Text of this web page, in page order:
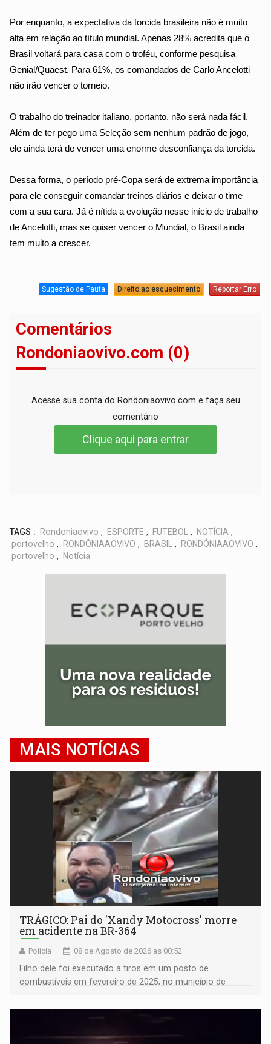
Por enquanto, a expectativa da torcida brasileira não é muito
alta em relação ao título mundial. Apenas 28% acredita que o
Brasil voltará para casa com o troféu, conforme pesquisa
Genial/Quaest. Para 61%, os comandados de Carlo Ancelotti
não irão vencer o torneio.
O trabalho do treinador italiano, portanto, não será nada fácil.
Além de ter pego uma Seleção sem nenhum padrão de jogo,
ele ainda terá de vencer uma enorme desconfiança da torcida.
Dessa forma, o período pré-Copa será de extrema importância
para ele conseguir comandar treinos diários e deixar o time
com a sua cara. Já é nítida a evolução nesse início de trabalho
de Ancelotti, mas se quiser vencer o Mundial, o Brasil ainda
tem muito a crescer.
Sugestão de Pauta Direito ao esquecimento Reportar Erro
Comentários
Rondoniaovivo.com (0)
Acesse sua conta do Rondoniaovivo.com e faça seu
comentário
Clique aqui para entrar
TAGS : Rondoniaovivo , ESPORTE , FUTEBOL , NOTÍCIA ,
portovelho , RONDÔNIAAOVIVO , BRASIL , RONDÔNIAAOVIVO ,
portovelho , Notícia
MAIS NOTÍCIAS
TRÁGICO: Pai do 'Xandy Motocross' morre
em acidente na BR-364
Polícia 08 de Agosto de 2026 às 00:52
Filho dele foi executado a tiros em um posto de
combustíveis em fevereiro de 2025, no município de